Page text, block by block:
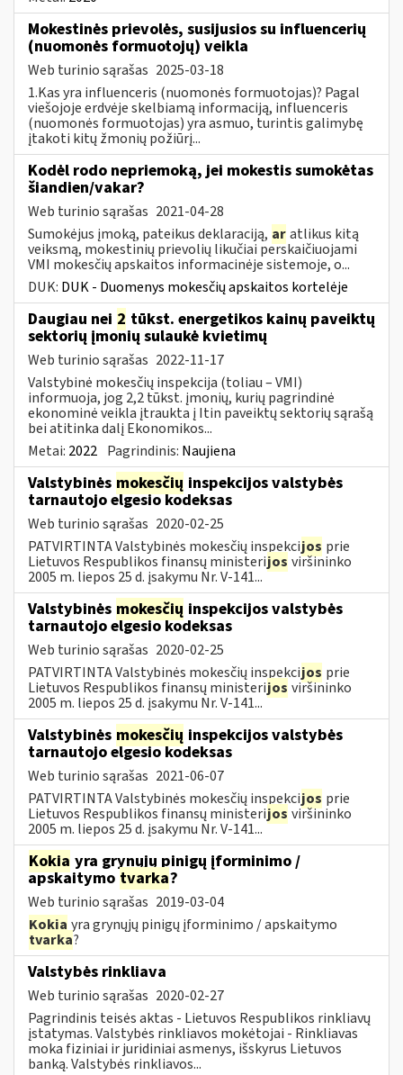
Mokestinės prievolės, susijusios su influencerių
(nuomonės formuotojų) veikla
Web turinio sąrašas 2025-03-18
1.Kas yra influenceris (nuomonės formuotojas)? Pagal
viešojoje erdvėje skelbiamą informaciją, influenceris
(nuomonės formuotojas) yra asmuo, turintis galimybę
įtakoti kitų žmonių požiūrį...
Kodėl rodo nepriemoką, jei mokestis sumokėtas
šiandien/vakar?
Web turinio sąrašas 2021-04-28
Sumokėjus įmoką, pateikus deklaraciją, aratlikus kitą
veiksmą, mokestinių prievolių likučiai perskaičiuojami
VMI mokesčių apskaitos informacinėje sistemoje, o...
DUK: DUK - Duomenys mokesčių apskaitos kortelėje
Daugiau nei 2 tūkst. energetikos kainų paveiktų
sektorių įmonių sulaukė kvietimų
Web turinio sąrašas 2022-11-17
Valstybinė mokesčių inspekcija (toliau – VMI)
informuoja, jog 2,2 tūkst. įmonių, kurių pagrindinė
ekonominė veikla įtraukta į Itin paveiktų sektorių sąrašą
bei atitinka dalį Ekonomikos...
Metai: 2022 Pagrindinis: Naujiena
Valstybinės mokesčių inspekcijos valstybės
tarnautojo elgesio kodeksas
Web turinio sąrašas 2020-02-25
PATVIRTINTA Valstybinės mokesčių inspekcijos prie
Lietuvos Respublikos finansų ministerijos viršininko
2005 m. liepos 25 d. įsakymu Nr. V-141...
Valstybinės mokesčių inspekcijos valstybės
tarnautojo elgesio kodeksas
Web turinio sąrašas 2020-02-25
PATVIRTINTA Valstybinės mokesčių inspekcijos prie
Lietuvos Respublikos finansų ministerijos viršininko
2005 m. liepos 25 d. įsakymu Nr. V-141...
Valstybinės mokesčių inspekcijos valstybės
tarnautojo elgesio kodeksas
Web turinio sąrašas 2021-06-07
PATVIRTINTA Valstybinės mokesčių inspekcijos prie
Lietuvos Respublikos finansų ministerijos viršininko
2005 m. liepos 25 d. įsakymu Nr. V-141...
Kokia yra grynųjų pinigų įforminimo /
apskaitymo tvarka?
Web turinio sąrašas 2019-03-04
Kokia yra grynųjų pinigų įforminimo / apskaitymo
tvarka?
Valstybės rinkliava
Web turinio sąrašas 2020-02-27
Pagrindinis teisės aktas - Lietuvos Respublikos rinkliavų
įstatymas. Valstybės rinkliavos mokėtojai - Rinkliavas
moka fiziniai ir juridiniai asmenys, išskyrus Lietuvos
banką. Valstybės rinkliavos...